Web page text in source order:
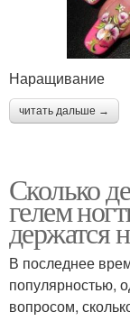
Наращивание
читать дальше →
Сколько
гелем
держатся
В последнее
популярностью,
вопросом,